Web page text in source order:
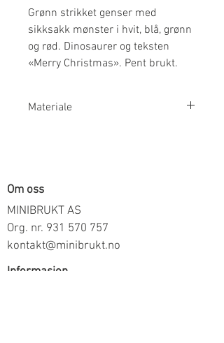
Grønn strikket genser med
sikksakk mønster i hvit, blå, grønn
og rød. Dinosaurer og teksten
«Merry Christmas». Pent brukt.
Materiale
Om oss
MINIBRUKT AS
Org. nr. 931 570 757
kontakt@minibrukt.no
Informasjon